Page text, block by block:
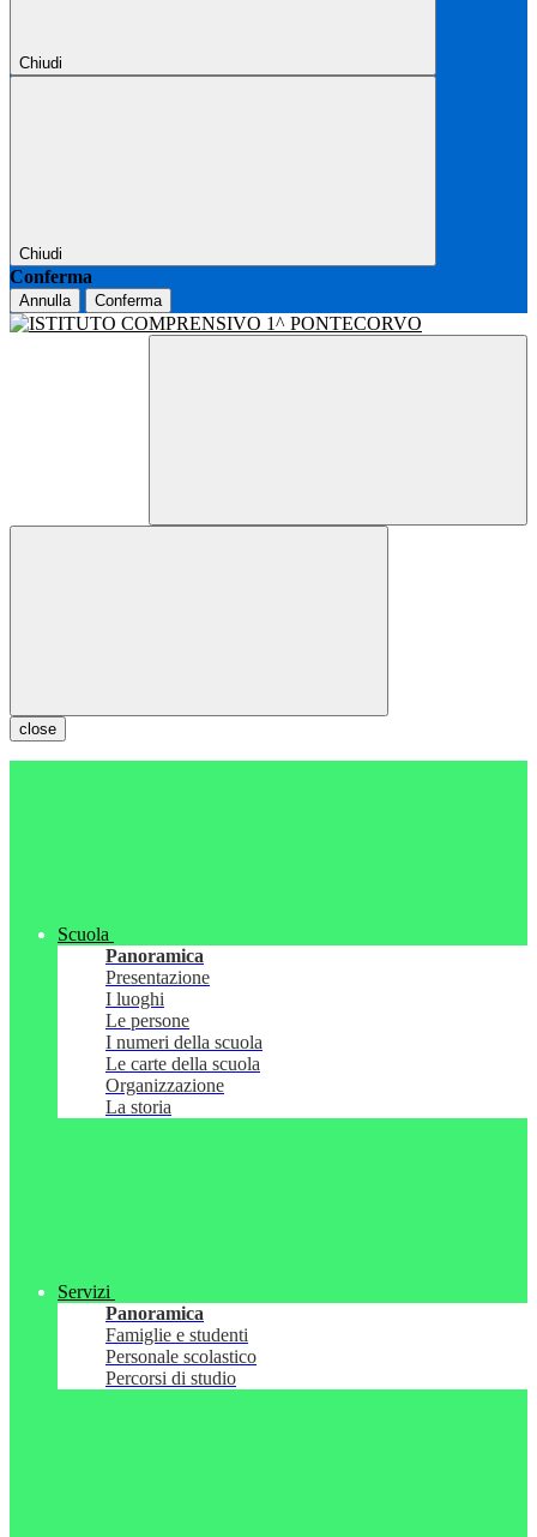
Chiudi
Chiudi
Conferma
Annulla Conferma
close
Scuola
Panoramica
Presentazione
I luoghi
Le persone
I numeri della scuola
Le carte della scuola
Organizzazione
La storia
Servizi
Panoramica
Famiglie e studenti
Personale scolastico
Percorsi di studio